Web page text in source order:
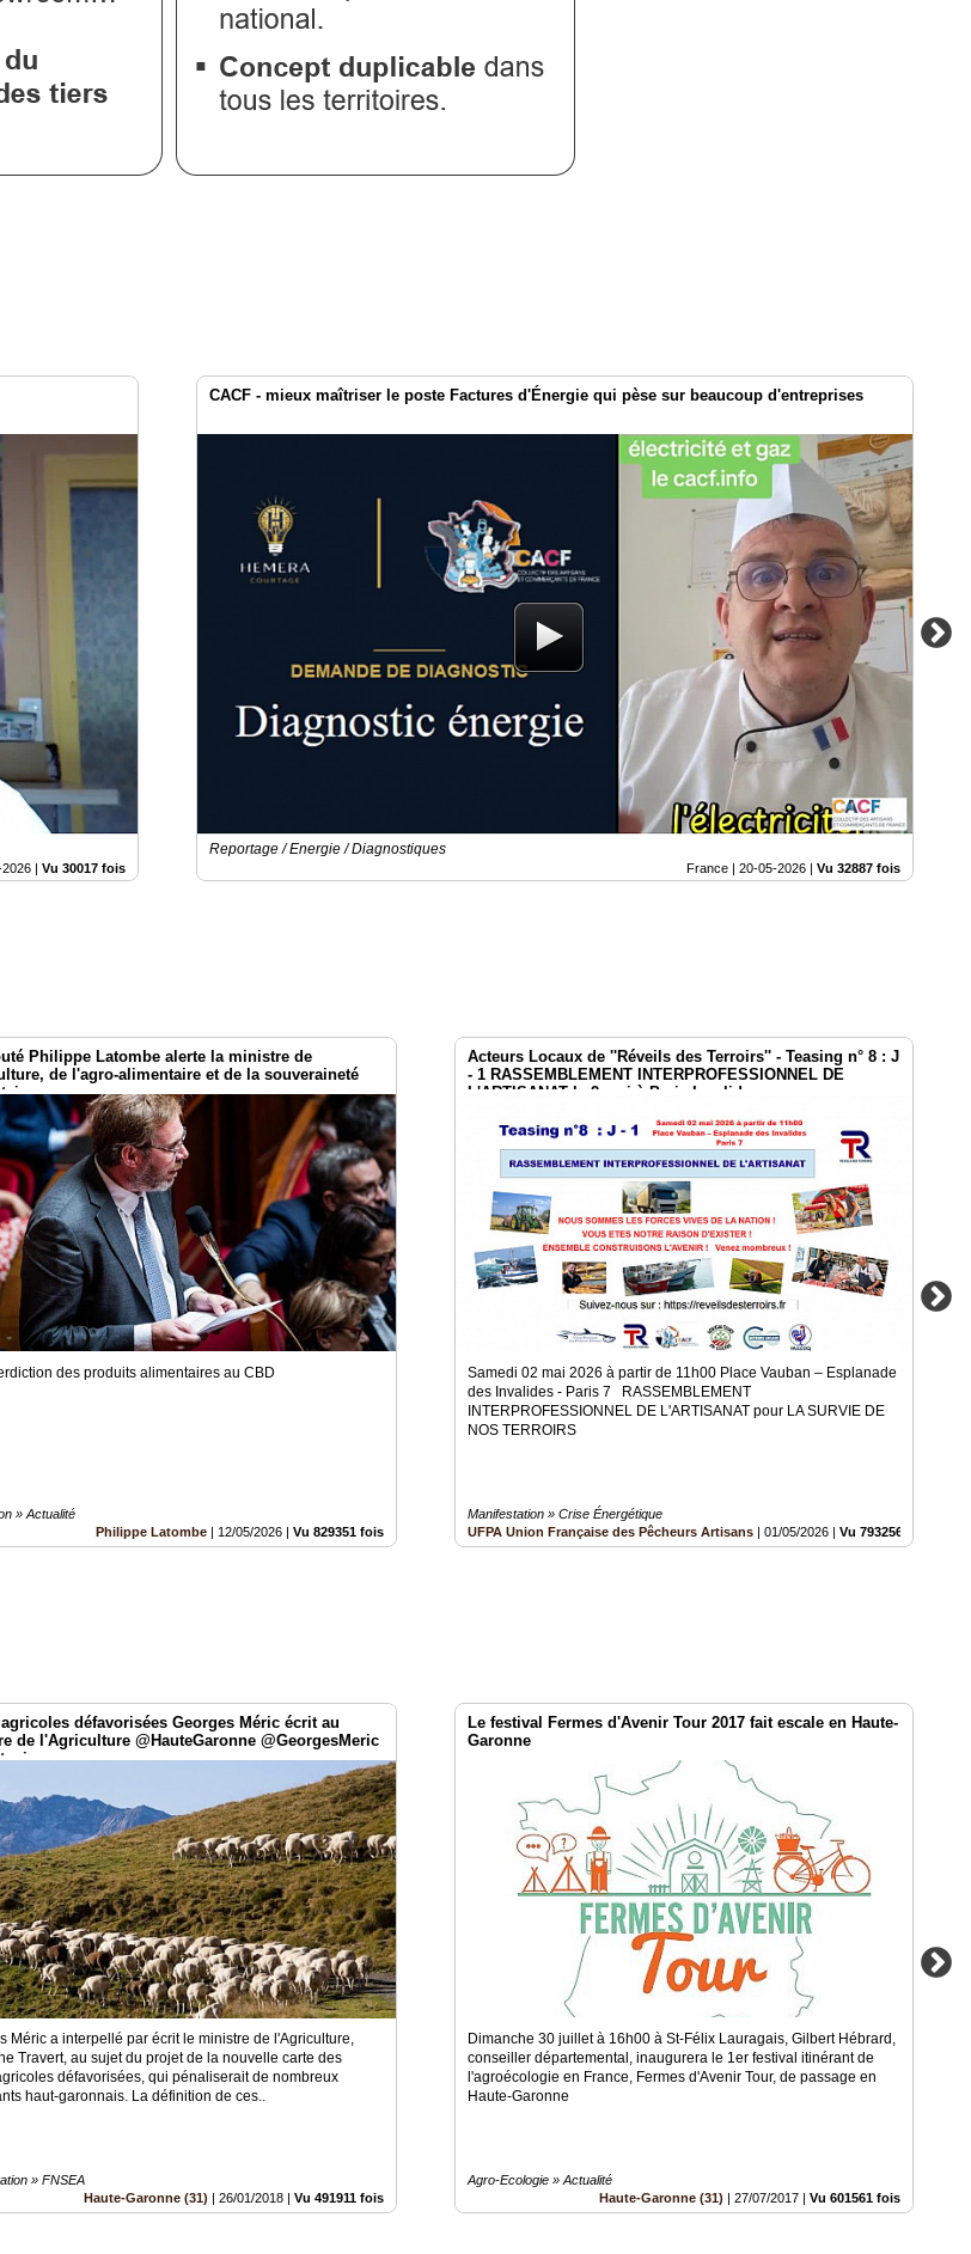
Vu 30017 fois
CACF - mieux maîtriser le poste Factures d'Énergie qui pèse sur beaucoup d'entreprises
Reportage / Energie / Diagnostiques
France | 20-05-2026 Vu 32887 fois
Philippe Latombe alerte la ministre de
de l'agro-alimentaire et de la souveraineté
des produits alimentaires au CBD
» Actualité
Philippe Latombe
12/05/2026 Vu 829351 fois
Acteurs Locaux de ''Réveils des Terroirs'' - Teasing n° 8 : J
- 1 RASSEMBLEMENT INTERPROFESSIONNEL DE
L'ARTISANAT le 2 mai à Paris Invalides
Samedi 02 mai 2026 à partir de 11h00 Place Vauban – Esplanade
des Invalides - Paris 7 RASSEMBLEMENT
INTERPROFESSIONNEL DE L'ARTISANAT pour LA SURVIE DE
NOS TERROIRS
Manifestation » Crise Énergétique
UFPA Union Française des Pêcheurs Artisans
01/05/2026 Vu 793256 fois
défavorisées Georges Méric écrit au
de l'Agriculture @HauteGaronne @GeorgesMeric
Méric a interpellé par écrit le ministre de l'Agriculture,
Travert, au sujet du projet de la nouvelle carte des
défavorisées, qui pénaliserait de nombreux
haut-garonnais. La définition de ces..
» FNSEA
Haute-Garonne (31)
26/01/2018 Vu 491911 fois
Le festival Fermes d'Avenir Tour 2017 fait escale en Haute-
Garonne
Dimanche 30 juillet à 16h00 à St-Félix Lauragais, Gilbert Hébrard,
conseiller départemental, inaugurera le 1er festival itinérant de
l'agroécologie en France, Fermes d'Avenir Tour, de passage en
Haute-Garonne
Agro-Ecologie » Actualité
Haute-Garonne (31)
27/07/2017 Vu 601561 fois